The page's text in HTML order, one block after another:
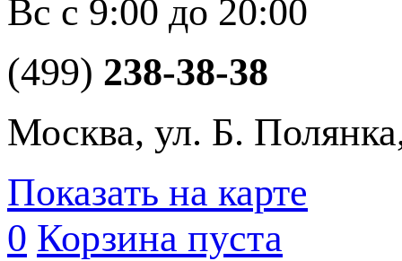
Вс с 9:00 до 20:00
(499) 238-38-38
Москва, ул. Б.
Показать на карте
0 Корзина пуста